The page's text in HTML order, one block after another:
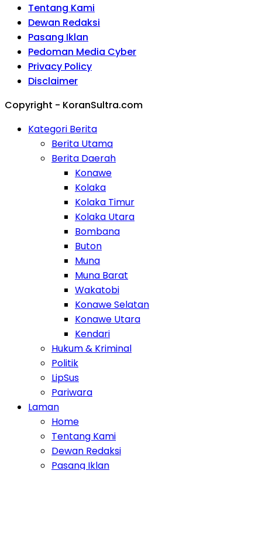
Tentang Kami
Dewan Redaksi
Pasang Iklan
Pedoman Media Cyber
Privacy Policy
Disclaimer
Copyright - KoranSultra.com
Kategori Berita
Berita Utama
Berita Daerah
Konawe
Kolaka
Kolaka Timur
Kolaka Utara
Bombana
Buton
Muna
Muna Barat
Wakatobi
Konawe Selatan
Konawe Utara
Kendari
Hukum & Kriminal
Politik
LipSus
Pariwara
Laman
Home
Tentang Kami
Dewan Redaksi
Pasang Iklan